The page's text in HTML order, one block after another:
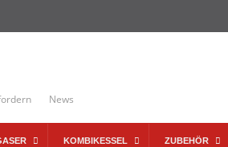
News
KOMBIKESSEL ZUBEHÖR